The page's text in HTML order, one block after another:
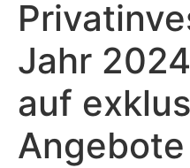
Jahr
auf